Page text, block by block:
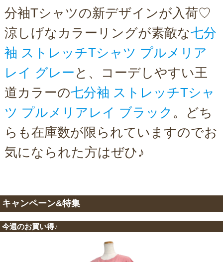
分袖Tシャツの新デザインが入荷♡
涼しげなカラーリングが素敵な七分
袖 ストレッチTシャツ プルメリア
レイ グレー と、コーデしやすい王
道カラーの七分袖 ストレッチTシャ
ツ プルメリアレイ ブラック 。どち
らも在庫数が限られていますのでお
気になられた方はぜひ♪
キャンペーン&特集
今週のお買い得♪